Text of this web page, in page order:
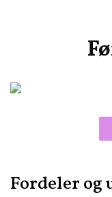
Fordeler og